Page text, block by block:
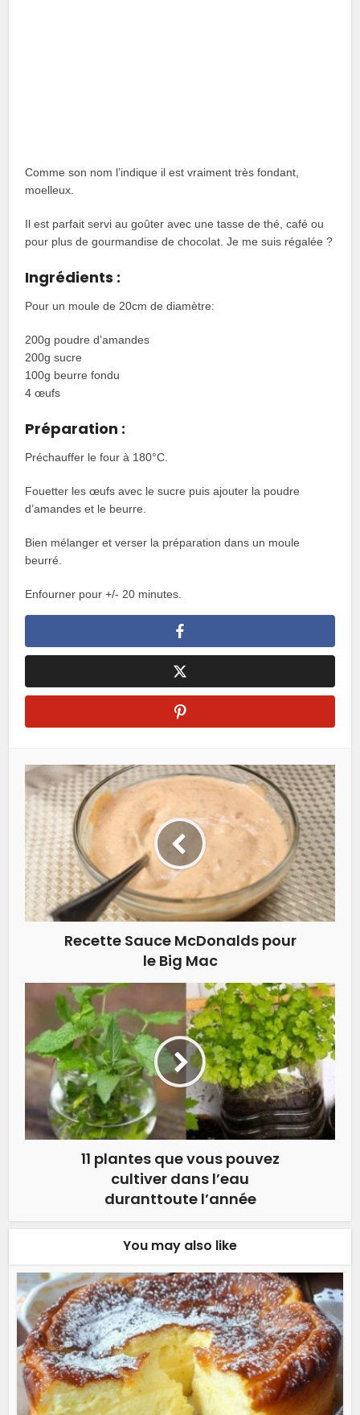
Comme son nom l’indique il est vraiment très fondant,
moelleux.
Il est parfait servi au goûter avec une tasse de thé, café ou
pour plus de gourmandise de chocolat. Je me suis régalée ?
Ingrédients :
Pour un moule de 20cm de diamètre:
200g poudre d’amandes
200g sucre
100g beurre fondu
4 œufs
Préparation :
Préchauffer le four à 180°C.
Fouetter les œufs avec le sucre puis ajouter la poudre
d’amandes et le beurre.
Bien mélanger et verser la préparation dans un moule
beurré.
Enfourner pour +/- 20 minutes.
Recette Sauce McDonalds pour
le Big Mac
11 plantes que vous pouvez
cultiver dans l’eau
duranttoute l’année
You may also like